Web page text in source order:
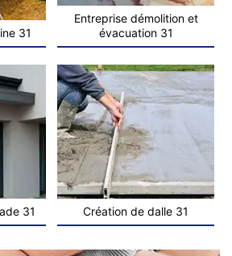
31
Entreprise démolition et
évacuation 31
31 Création de dalle 31